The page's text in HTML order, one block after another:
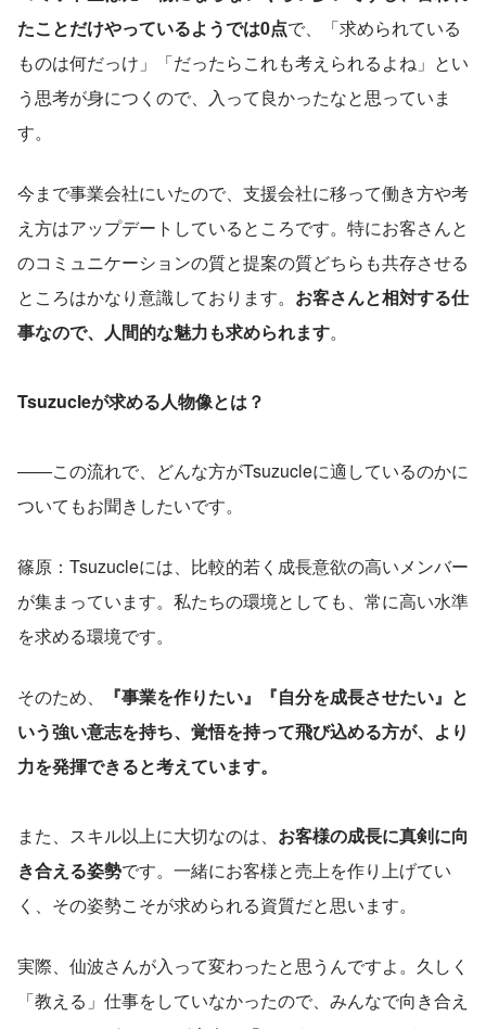
たことだけやっているようでは0点で、「求められている
ものは何だっけ」「だったらこれも考えられるよね」とい
う思考が身につくので、入って良かったなと思っていま
す。
今まで事業会社にいたので、支援会社に移って働き方や考
え方はアップデートしているところです。特にお客さんと
のコミュニケーションの質と提案の質どちらも共存させる
ところはかなり意識しております。 お客さんと相対する仕
事なので、人間的な魅力も求められます。
Tsuzucleが求める人物像とは？
――この流れで、どんな方がTsuzucleに適しているのかに
ついてもお聞きしたいです。
篠原：Tsuzucleには、比較的若く成長意欲の高いメンバー
が集まっています。私たちの環境としても、常に高い水準
を求める環境です。
そのため、
『事業を作りたい』『自分を成長させたい』と
いう強い意志を持ち、覚悟を持って飛び込める方が、より
力を発揮できると考えています。
また、スキル以上に大切なのは、 お客様の成長に真剣に向
き合える姿勢です。一緒にお客様と売上を作り上げてい
く、その姿勢こそが求められる資質だと思います。
実際、仙波さんが入って変わったと思うんですよ。久しく
「教える」仕事をしていなかったので、みんなで向き合え